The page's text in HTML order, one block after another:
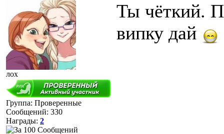
лох
Группа: Проверенные
Сообщений: 330
Награды: 2
Ты чёткий.
випку дай